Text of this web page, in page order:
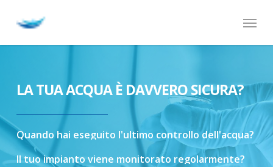
Menu
LA TUA ACQUA È DAVVERO SICURA?
Quando hai eseguito l'ultimo controllo dell'acqua?
Il tuoimpianto viene monitorato regolarmente?